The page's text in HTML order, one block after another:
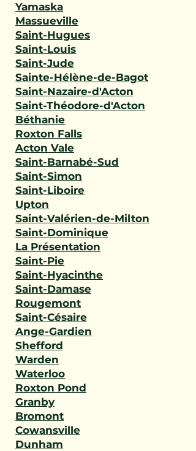
Yamaska
Massueville
Saint-Hugues
Saint-Louis
Saint-Jude
Sainte-Hélène-de-Bagot
Saint-Nazaire-d'Acton
Saint-Théodore-d'Acton
Béthanie
Roxton Falls
Acton Vale
Saint-Barnabé-Sud
Saint-Simon
Saint-Liboire
Upton
Saint-Valérien-de-Milton
Saint-Dominique
La Présentation
Saint-Pie
Saint-Hyacinthe
Saint-Damase
Rougemont
Saint-Césaire
Ange-Gardien
Shefford
Warden
Waterloo
Roxton Pond
Granby
Bromont
Cowansville
Dunham